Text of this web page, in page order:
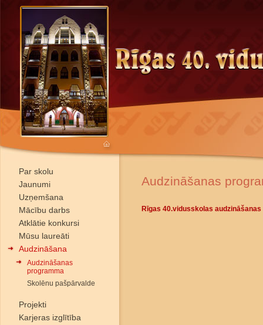
Par skolu
Jaunumi
Uzņemšana
Mācību darbs
Atklātie konkursi
Mūsu laureāti
Audzināšana
Audzināšanas
programma
Skolēnu pašpārvalde
Projekti
Karjeras izglītība
Audzināšanas
Rīgas 40.vidusskolas